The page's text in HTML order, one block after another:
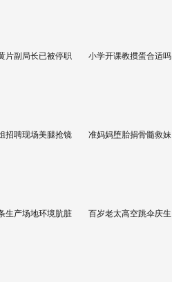
片副局长已被停职 小学开课教掼蛋合适吗
招聘现场美腿抢镜 准妈妈堕胎捐骨髓救妹
生产场地环境肮脏 百岁老太高空跳伞庆生